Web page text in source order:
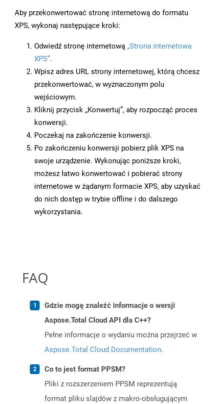
Aby przekonwertować stronę internetową do formatu
XPS, wykonaj następujące kroki:
Odwiedź stronę internetową „Strona internetowa
XPS”.
Wpisz adres URL strony internetowej, którą chcesz
przekonwertować, w wyznaczonym polu
wejściowym.
Kliknij przycisk „Konwertuj”, aby rozpocząć proces
konwersji.
Poczekaj na zakończenie konwersji.
Po zakończeniu konwersji pobierz plik XPS na
swoje urządzenie. Wykonując poniższe kroki,
możesz łatwo konwertować i pobierać strony
internetowe w żądanym formacie XPS, aby uzyskać
do nich dostęp w trybie offline i do dalszego
wykorzystania.
FAQ
Gdzie mogę znaleźć informacje o wersji
Aspose.Total Cloud API dla C++?
Pełne informacje o wydaniu można przejrzeć w
Aspose.Total Cloud Documentation.
Co to jest format PPSM?
Pliki z rozszerzeniem PPSM reprezentują
format pliku slajdów z makro-obsługującym